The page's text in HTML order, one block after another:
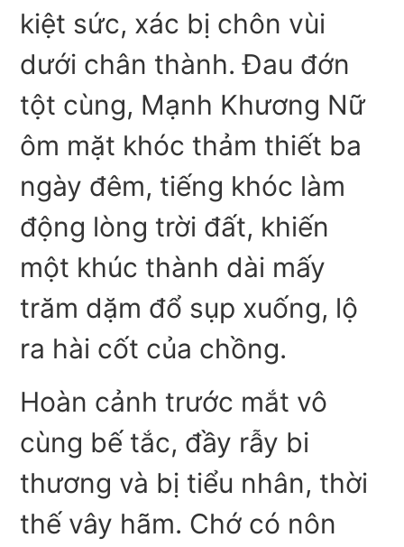
kiệt sức, xác bị chôn vùi
dưới chân thành. Đau đớn
tột cùng, Mạnh Khương Nữ
ôm mặt khóc thảm thiết ba
ngày đêm, tiếng khóc làm
động lòng trời đất, khiến
một khúc thành dài mấy
trăm dặm đổ sụp xuống, lộ
ra hài cốt của chồng.
Hoàn cảnh trước mắt vô
cùng bế tắc, đầy rẫy bi
thương và bị tiểu nhân, thời
thế vây hãm. Chớ có nôn